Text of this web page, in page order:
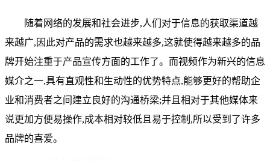
随着网络的发展和社会进步,人们对于信息的获取渠道越
来越广,因此对产品的需求也越来越多,这就使得越来越多的品
牌开始注重于产品宣传方面的工作了。而视频作为新兴的信息
媒介之一,具有直观性和生动性的优势特点,能够更好的帮助企
业和消费者之间建立良好的沟通桥梁;并且相对于其他媒体来
说更加方便易操作,成本相对较低且易于控制,所以受到了许多
品牌的喜爱。